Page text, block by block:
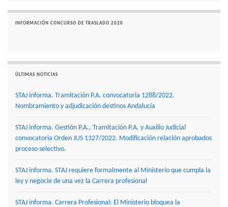
INFORMACIÓN CONCURSO DE TRASLADO 2020
ÚLTIMAS NOTICIAS
STAJ informa. Tramitación P.A. convocatoria 1288/2022.
Nombramiento y adjudicación destinos Andalucía
STAJ informa. Gestión P.A., Tramitación P.A. y Auxilio Judicial
convocatoria Orden JUS 1327/2022. Modificación relación aprobados
proceso selectivo.
STAJ informa. STAJ requiere formalmente al Ministerio que cumpla la
ley y negocie de una vez la Carrera profesional
STAJ informa. Carrera Profesional: El Ministerio bloquea la